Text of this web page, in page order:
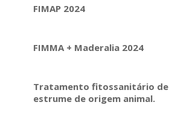
FIMAP 2024
FIMMA + Maderalia 2024
Tratamento fitossanitário de
estrume de origem animal.